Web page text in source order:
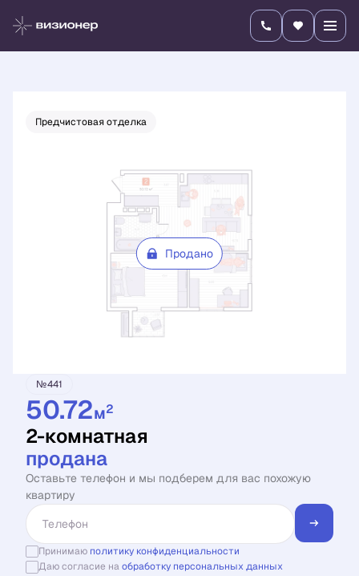
2-комнатная Цена по запросу
Предчистовая отделка
Продано
№441
50.72м2
2-комнатная
продана
Оставьте телефон и мы подберем для вас похожую
квартиру
Принимаю политику конфиденциальности
Даю согласие наобработку персональных данных